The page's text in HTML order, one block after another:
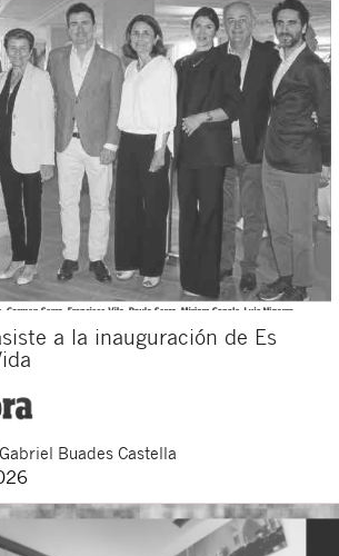
a la inauguración de Es
Gabriel Buades Castella